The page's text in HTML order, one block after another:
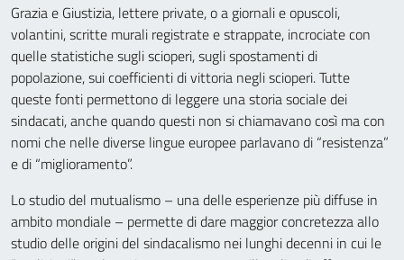
Grazia e Giustizia, lettere private, o a giornali e opuscoli,
volantini, scritte murali registrate e strappate, incrociate con
quelle statistiche sugli scioperi, sugli spostamenti di
popolazione, sui coefficienti di vittoria negli scioperi. Tutte
queste fonti permettono di leggere una storia sociale dei
sindacati, anche quando questi non si chiamavano così ma con
nomi che nelle diverse lingue europee parlavano di “resistenza”
e di “miglioramento”.
Lo studio del mutualismo – una delle esperienze più diffuse in
ambito mondiale – permette di dare maggior concretezza allo
studio delle origini del sindacalismo nei lunghi decenni in cui le